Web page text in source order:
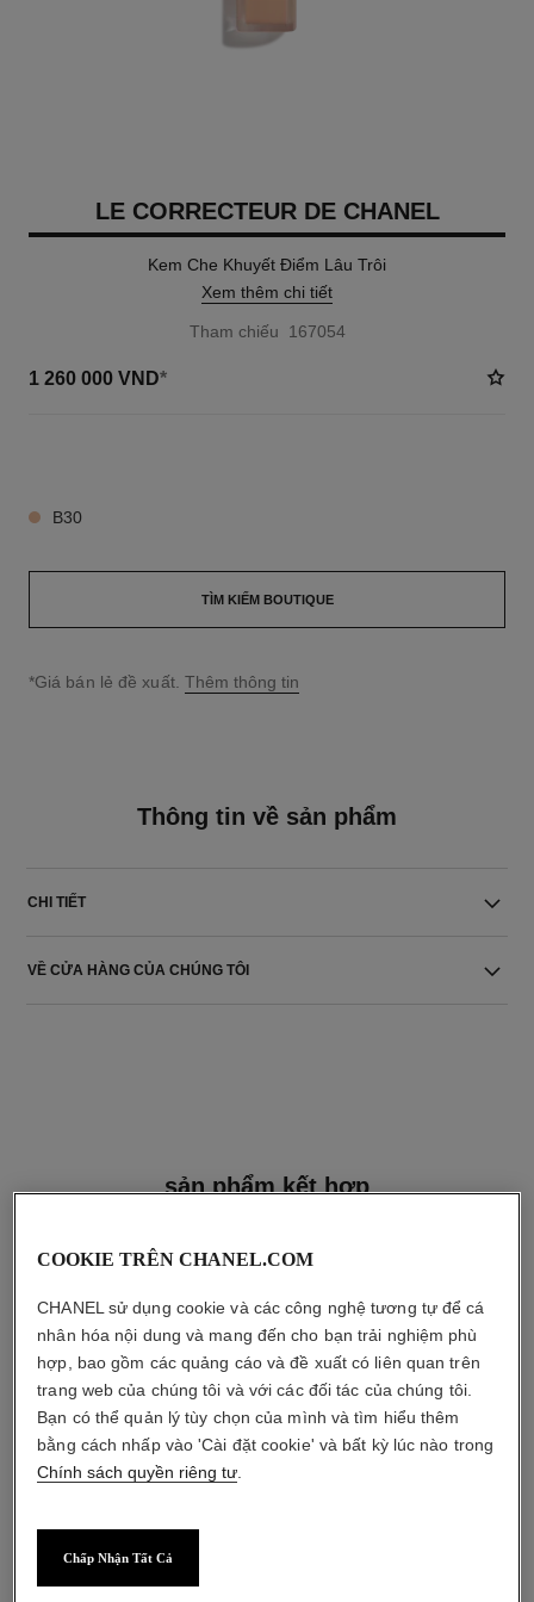
LE CORRECTEUR DE CHANEL
Kem Che Khuyết Điểm Lâu Trôi
Xem thêm chi tiết
Tham chiếu 167054
1 260 000 VND*
B30
TÌM KIẾM BOUTIQUE
↩
*Giá bán lẻ đề xuất. Thêm thông tin
Thông tin về sản phẩm
CHI TIẾT
VỀ CỬA HÀNG CỦA CHÚNG TÔI
sản phẩm kết hợp
coco mademoiselle
COOKIE TRÊN CHANEL.COM
CHANEL sử dụng cookie và các công nghệ tương tự để cá
nhân hóa nội dung và mang đến cho bạn trải nghiệm phù
hợp, bao gồm các quảng cáo và đề xuất có liên quan trên
trang web của chúng tôi và với các đối tác của chúng tôi.
Bạn có thể quản lý tùy chọn của mình và tìm hiểu thêm
bằng cách nhấp vào 'Cài đặt cookie' và bất kỳ lúc nào trong
Chính sách quyền riêng tư
Chấp Nhận Tất Cả